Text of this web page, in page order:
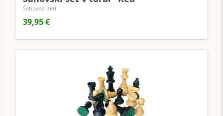
Šahovski seti
39,95 €